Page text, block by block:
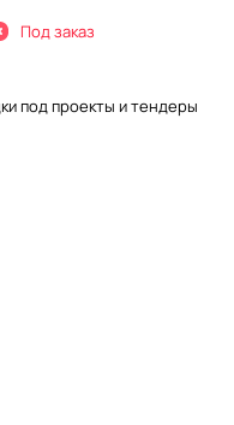
Под заказ
под проекты и тендеры